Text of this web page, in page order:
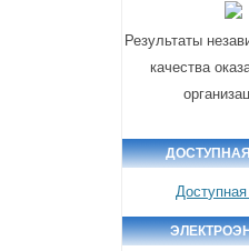
Результаты
качества